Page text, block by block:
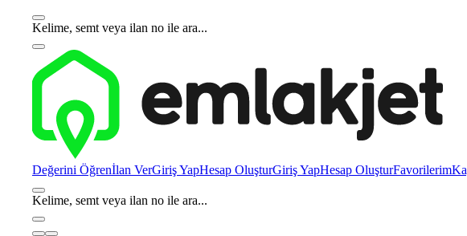
Kelime, semt veya ilan no ile ara...
Değerini Öğrenİlan VerGiriş YapHesap OluşturGiriş YapHesap OluşturFavorilerim
Kelime, semt veya ilan no ile ara...